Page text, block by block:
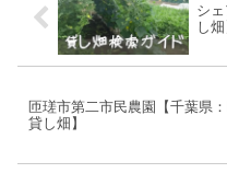
シ
し畑
匝瑳市第二市民農園【千葉県
貸し畑】